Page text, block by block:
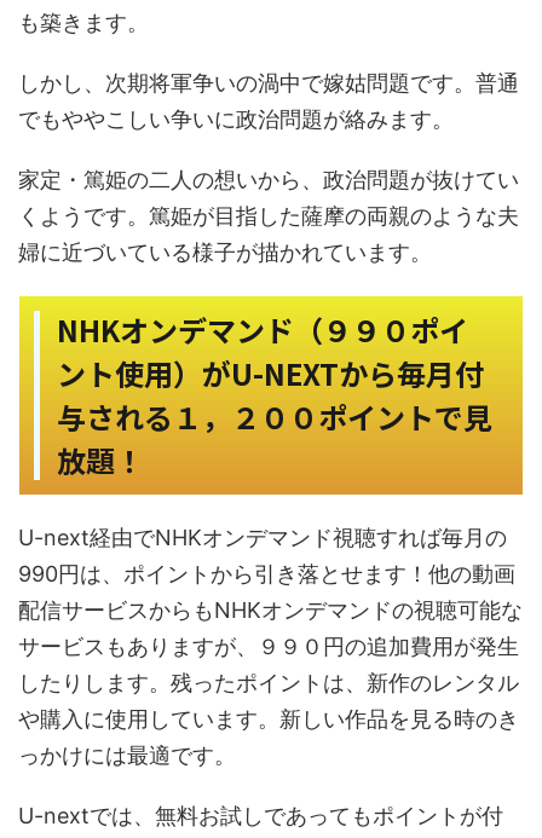
も築きます。
しかし、次期将軍争いの渦中で嫁姑問題です。普通
でもややこしい争いに政治問題が絡みます。
家定・篤姫の二人の想いから、政治問題が抜けてい
くようです。篤姫が目指した薩摩の両親のような夫
婦に近づいている様子が描かれています。
NHKオンデマンド（９９０ポイ
ント使用）がU-NEXTから毎月付
与される１，２００ポイントで見
放題！
U-next経由でNHKオンデマンド視聴すれば毎月の
990円は、ポイントから引き落とせます！他の動画
配信サービスからもNHKオンデマンドの視聴可能な
サービスもありますが、９９０円の追加費用が発生
したりします。残ったポイントは、新作のレンタル
や購入に使用しています。新しい作品を見る時のき
っかけには最適です。
U-nextでは、無料お試しであってもポイントが付